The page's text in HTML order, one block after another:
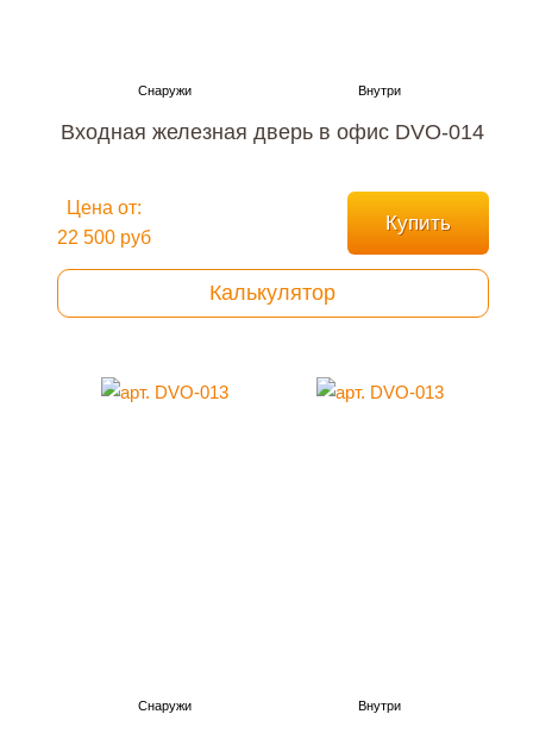
Входная железная дверь в офис DVO-014
Цена от:
22 500 руб
Купить
Калькулятор